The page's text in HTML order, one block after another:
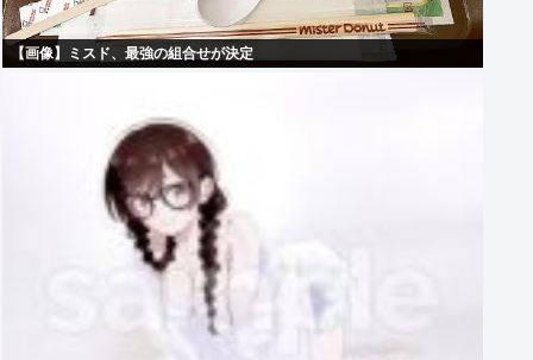
【画像】ミスド、最強の組合せが決定